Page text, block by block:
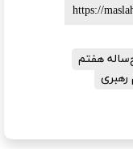
هفتم